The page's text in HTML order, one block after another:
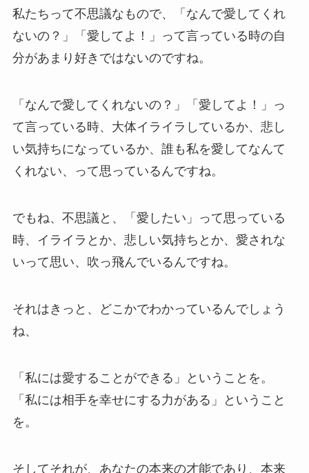
私たちって不思議なもので、「なんで愛してくれ
ないの？」「愛してよ！」って言っている時の自
分があまり好きではないのですね。
「なんで愛してくれないの？」「愛してよ！」っ
て言っている時、大体イライラしているか、悲し
い気持ちになっているか、誰も私を愛してなんて
くれない、って思っているんですね。
でもね、不思議と、「愛したい」って思っている
時、イライラとか、悲しい気持ちとか、愛されな
いって思い、吹っ飛んでいるんですね。
それはきっと、どこかでわかっているんでしょう
ね、
「私には愛することができる」ということを。
「私には相手を幸せにする力がある」ということ
を。
そしてそれが、あなたの本来の才能であり、本来